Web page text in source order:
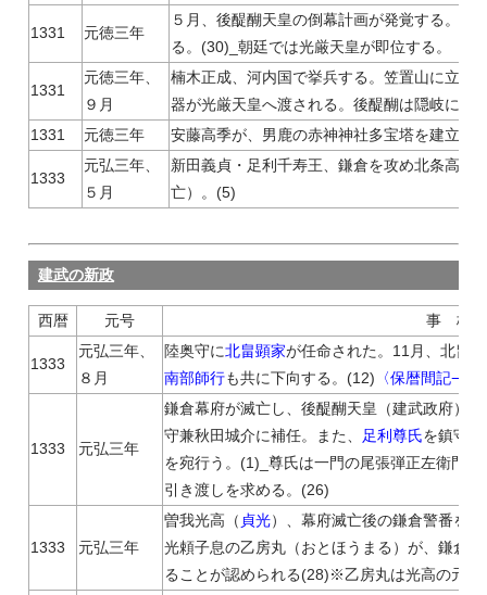
1331 元徳三年
５月、後醍醐天皇の倒幕計画が発覚する。８
る。(30)_朝廷では光厳天皇が即位する。
1331
元徳三年、
９月
楠木正成、河内国で挙兵する。笠置山に立て
器が光厳天皇へ渡される。後醍醐は隠岐に流
1331
元徳三年 安藤高季が、男鹿の赤神神社多宝塔を建立し
1333
元弘三年、
５月
新田義貞・足利千寿王、鎌倉を攻め北条高時
亡）。(5)
建武の新政
西暦 元号 事 柄
1333
元弘三年、
８月
陸奥守に北畠顕家が任命された。11月、北畠
南部師行も共に下向する。(12) 〈保暦間記−顕
1333 元弘三年
鎌倉幕府が滅亡し、後醍醐天皇（建武政府）は
守兼秋田城介に補任。また、
足利尊氏を鎮守
を宛行う。(1)_尊氏は一門の尾張弾正左衛門
引き渡しを求める。(26)
1333 元弘三年
曽我光高（ 貞光）、幕府滅亡後の鎌倉警番を
光頼子息の乙房丸（おとほうまる）が、鎌倉
ることが認められる(28)※乙房丸は光高の元服